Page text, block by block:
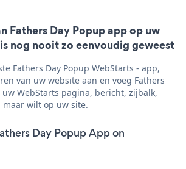
Fathers Day Popup app op uw
nog nooit zo eenvoudig geweest
Fathers Day Popup WebStarts - app,
van uw website aan en voeg Fathers
uw WebStarts pagina, bericht, zijbalk,
wilt op uw site.
Day Popup App on